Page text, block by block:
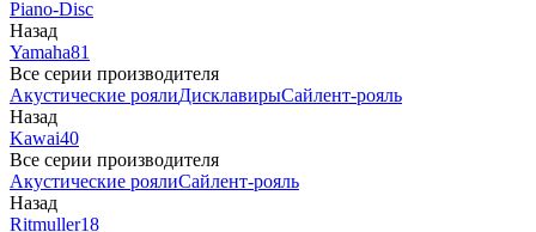
Piano-Disc
Назад
Yamaha81
Все серии производителя
Акустические роялиДисклавирыСайлент-рояль
Назад
Kawai40
Все серии производителя
Акустические роялиСайлент-рояль
Назад
Ritmuller18